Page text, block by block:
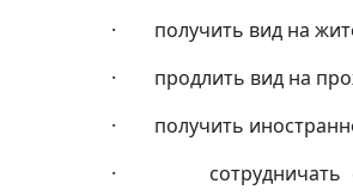
· получить вид на
· продлить вид на
· получить
· сотрудничать с